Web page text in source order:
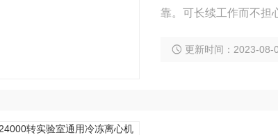
靠。可长续工作而不担
可运用于大多数日常
更新时间：2023-08-